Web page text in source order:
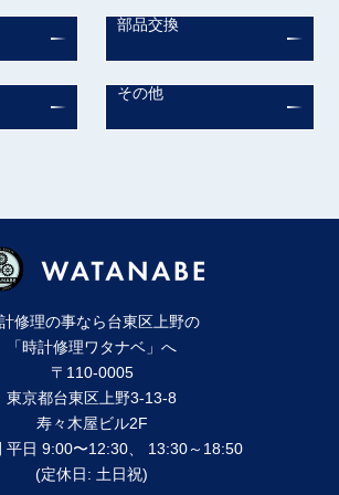
部品交換
その他
修理の事なら台東区上野の
「時計修理ワタナベ」へ
〒110-0005
東京都台東区上野3-13-8
寿々⽊屋ビル2F
平⽇ 9:00〜12:30、 13:30～18:50
(定休⽇: ⼟⽇祝)